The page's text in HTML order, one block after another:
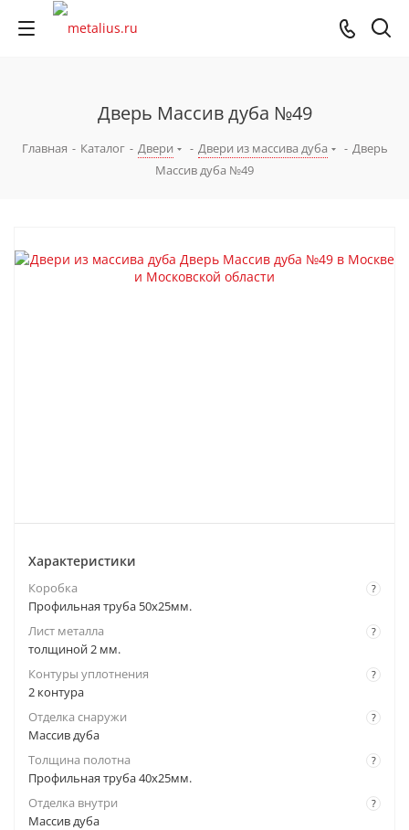
Дверь Массив дуба №49
Главная - Каталог - Двери - Двери из массива дуба - Дверь
Массив дуба №49
Характеристики
?
Коробка
Профильная труба 50х25мм.
?
Лист металла
толщиной 2 мм.
?
Контуры уплотнения
2 контура
?
Отделка снаружи
Массив дуба
?
Толщина полотна
Профильная труба 40х25мм.
?
Отделка внутри
Массив дуба